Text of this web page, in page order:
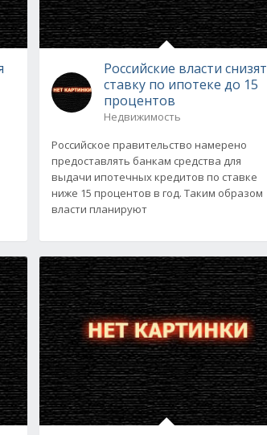
Российские власти снизят
ставку по ипотеке до 15
процентов
Недвижимость
Российское правительство намерено
предоставлять банкам средства для
выдачи ипотечных кредитов по ставке
ниже 15 процентов в год. Таким образом
власти планируют